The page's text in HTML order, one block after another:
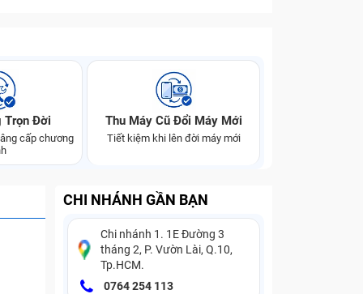
Trọn Đời
cấp chương
Thu Máy Cũ Đổi Máy Mới
Tiết kiệm khi lên đời máy mới
CHI NHÁNH GẦN BẠN
Chi nhánh 1. 1E Đường 3
tháng 2, P. Vườn Lài, Q.10,
Tp.HCM.
0764 254 113